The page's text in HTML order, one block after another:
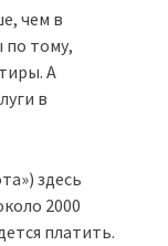
чем в
по тому,
А
в
здесь
2000
платить.